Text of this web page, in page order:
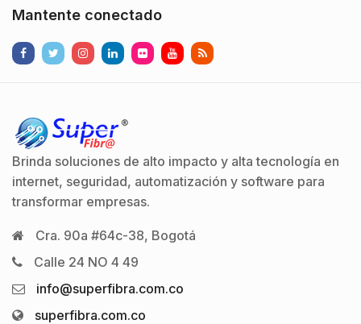
Mantente conectado
Brinda soluciones de alto impacto y alta tecnología en
internet, seguridad, automatización y software para
transformar empresas.
Cra. 90a #64c-38, Bogotá
Calle 24 NO 4 49
info@superfibra.com.co
superfibra.com.co